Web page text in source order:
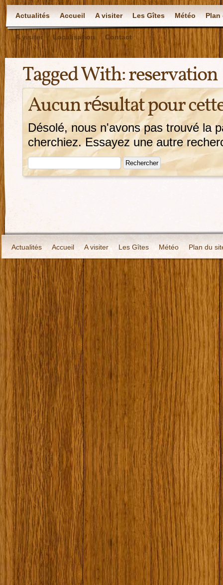
Actualités Accueil A visiter Les Gîtes Météo Plan
A visiter Localisation Contact
Tagged With:reservation
Aucun résultat pour
Désolé, nous n'avons pas trouvé la
cherchiez. Essayez une autre
Actualités Accueil A visiter Les Gîtes Météo Plan du
Localisation Contact